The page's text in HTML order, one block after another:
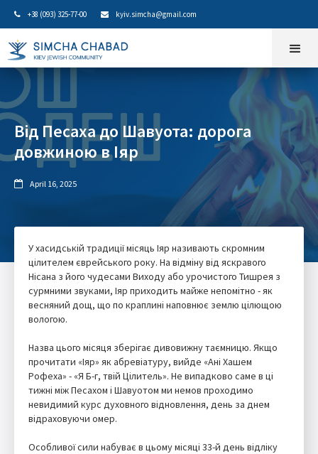
 +38 (093) 325-77-00  kyiv.simcha@gmail.com
Від Песаха до Шавуота: дорога
довжиною в Іяр
 April 16, 2025
У хасидській традиції місяць Іяр називають скромним
цілителем єврейського року. На відміну від яскравого
Нісана з його чудесами Виходу або урочистого Тишрея з
сурмними звуками, Іяр приходить майже непомітно - як
весняний дощ, що по краплині наповнює землю цілющою
вологою.
Назва цього місяця зберігає дивовижну таємницю. Якщо
прочитати «Іяр» як абревіатуру, вийде «Ані Хашем
Рофеха» - «Я Б-г, твій Цілитель». Не випадково саме в ці
тижні між Песахом і Шавуотом ми немов проходимо
невидимий курс духовного відновлення, день за днем
відраховуючи омер.
Особливої сили набуває в цьому місяці 33-й день відліку